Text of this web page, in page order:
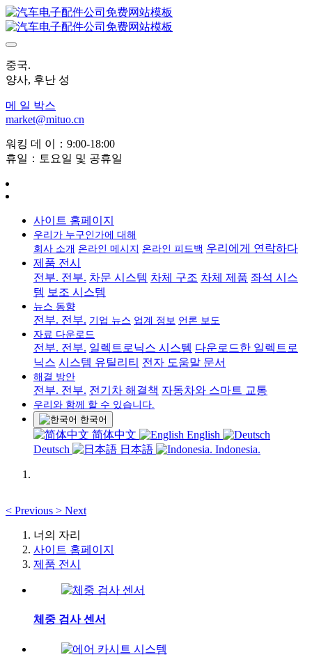
중국.
양사, 후난 성
메 일 박스
market@mituo.cn
워킹 데 이：9:00-18:00
휴일：토요일 및 공휴일
사이트 홈페이지
우리가 누구인가에 대해
회사 소개 온라인 메시지 온라인 피드백 우리에게 연락하다
제품 전시
전부. 전부. 차문 시스템 차체 구조 차체 제품 좌석 시스
템 보조 시스템
뉴스 동향
전부. 전부. 기업 뉴스 업계 정보 언론 보도
자료 다운로드
전부. 전부. 일렉트로닉스 시스템 다운로드한 일렉트로
닉스 시스템 유틸리티 전자 도움말 문서
해결 방안
전부. 전부. 전기차 해결책 자동차와 스마트 교통
우리와 함께 할 수 있습니다.
한국어
简体中文
English
Deutsch
日本語 Indonesia.
< Previous > Next
너의 자리
사이트 홈페이지
제품 전시
체중 검사 센서